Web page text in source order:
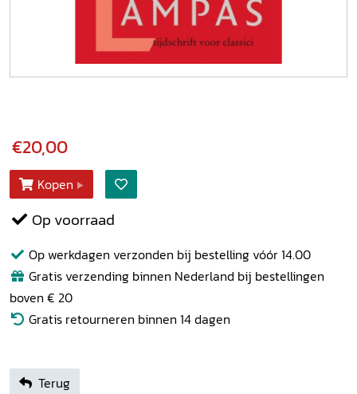
€20,00
Kopen
Op voorraad
Op werkdagen verzonden bij bestelling vóór 14.00
Gratis verzending binnen Nederland bij bestellingen
boven € 20
Gratis retourneren binnen 14 dagen
Terug